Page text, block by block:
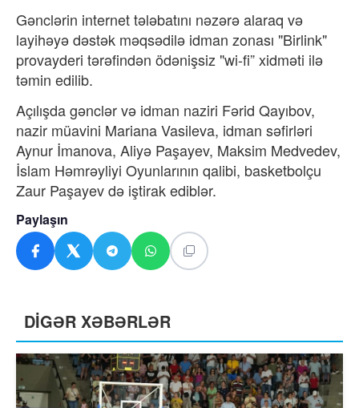
Gənclərin internet tələbatını nəzərə alaraq və
layihəyə dəstək məqsədilə idman zonası "Birlink"
provayderi tərəfindən ödənişsiz "wi-fi” xidməti ilə
təmin edilib.
Açılışda gənclər və idman naziri Fərid Qayıbov,
nazir müavini Mariana Vasileva, idman səfirləri
Aynur İmanova, Aliyə Paşayev, Maksim Medvedev,
İslam Həmrəyliyi Oyunlarının qalibi, basketbolçu
Zaur Paşayev də iştirak ediblər.
Paylaşın
DİGƏR XƏBƏRLƏR